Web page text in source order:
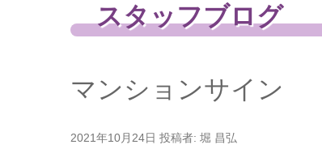
スタッフブログ
マンションサイン
投
2021年10月24日 投稿者: 堀 昌弘